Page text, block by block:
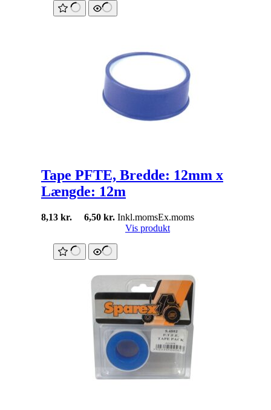
Tape PFTE, Bredde: 12mm x
Længde: 12m
8,13 kr. 6,50 kr. Inkl.momsEx.moms
Vis produkt